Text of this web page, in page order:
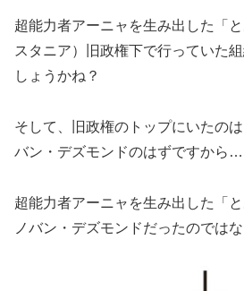
超能力者アーニャを生み出した「
スタニア）旧政権下で行っていた
しょうかね？
そして、旧政権のトップにいたの
バン・デズモンドのはずですから…
超能力者アーニャを生み出した「
ノバン・デズモンドだったのでは